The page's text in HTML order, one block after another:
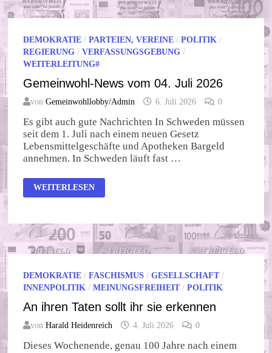
DEMOKRATIE /PARTEIEN, VEREINE /POLITIK /
REGIERUNG /VERFASSUNGSGEBUNG /
WEITERLEITUNG#
Gemeinwohl-News vom 04. Juli 2026
vonGemeinwohllobby/Admin 6. Juli 2026 0
Es gibt auch gute Nachrichten In Schweden müssen
seit dem 1. Juli nach einem neuen Gesetz
Lebensmittelgeschäfte und Apotheken Bargeld
annehmen. In Schweden läuft fast …
GEMEINWOHL-
NEWS
2026
WEITERLESEN
DEMOKRATIE /FASCHISMUS /GESELLSCHAFT/
INNENPOLITIK /MEINUNGSFREIHEIT/POLITIK
An ihren Taten sollt ihr sie erkennen
vonHarald Heidenreich 4. Juli 2026 0
Dieses Wochenende, genau 100 Jahre nach einem